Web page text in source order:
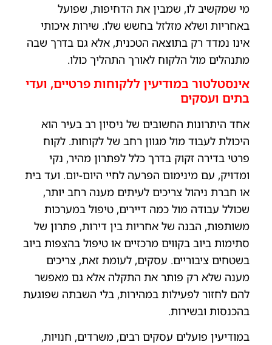
מי שמקשיב לו, שמבין את הדחיפות, שפועל
באחריות ושלא מזלזל בחשש שלו. שירות איכותי
אינו נמדד רק בתוצאה הטכנית, אלא גם בדרך שבה
מתנהלים מול הלקוח לאורך התהליך כולו.
אינסטלטור במודיעין ללקוחות פרטיים, ועדי
בתים ועסקים
אחד היתרונות החשובים של ניסיון רב בעיר הוא
היכולת לעבוד מול מגוון רחב של לקוחות. לקוח
פרטי בדירה זקוק בדרך כלל לפתרון מהיר, נקי
ומדויק, עם מינימום הפרעה לחיי היום-יום. ועד בית
או חברת ניהול צריכים לעיתים מענה רחב יותר,
שכולל עבודה מול כמה דיירים, טיפול במערכות
משותפות, הבנה של אחריות בין דירות, פתרון של
סתימות ביוב בקווים מרכזיים או טיפול בהצפות ביוב
בשטחים ציבוריים. עסקים, לעומת זאת, צריכים
מענה שלא רק פותר את התקלה אלא גם מאפשר
להם לחזור לפעילות במהירות, בלי השבתה שפוגעת
בהכנסות ובשירות.
במודיעין פועלים עסקים רבים, משרדים, חנויות,